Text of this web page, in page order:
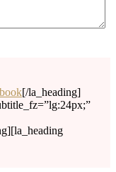
[/la_heading]